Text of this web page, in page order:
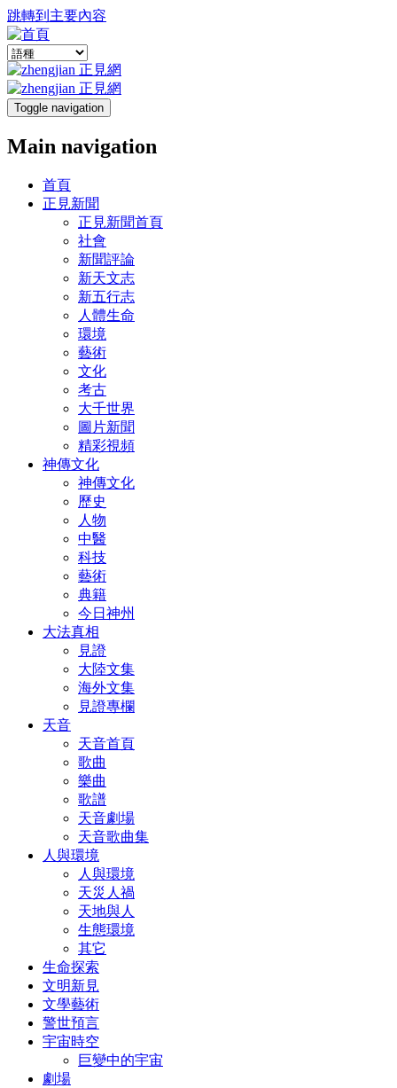
跳轉到主要內容
Toggle navigation
Main navigation
首頁
正見新聞
正見新聞首頁
社會
新聞評論
新天文志
新五行志
人體生命
環境
藝術
文化
考古
大千世界
圖片新聞
精彩視頻
神傳文化
神傳文化
歷史
人物
中醫
科技
藝術
典籍
今日神州
大法真相
見證
大陸文集
海外文集
見證專欄
天音
天音首頁
歌曲
樂曲
歌譜
天音劇場
天音歌曲集
人與環境
人與環境
天災人禍
天地與人
生態環境
其它
生命探索
文明新見
文學藝術
警世預言
宇宙時空
巨變中的宇宙
劇場